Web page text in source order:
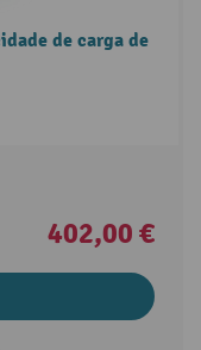
de carga de
402,00 €